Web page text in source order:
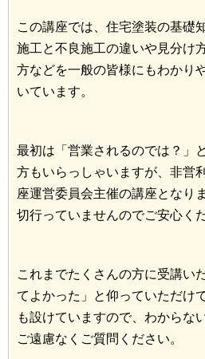
この講座では、住宅塗装の基礎
施工と不良施工の違いや見分け
方などを一般の皆様にもわかり
いています。
最初は「営業されるのでは？」
方もいらっしゃいますが、非営
座運営委員会主催の講座となり
切行っていませんのでご安心く
これまでたくさんの方に受講い
てよかった」と仰っていただけ
も設けていますので、わからな
ご遠慮なくご質問ください。